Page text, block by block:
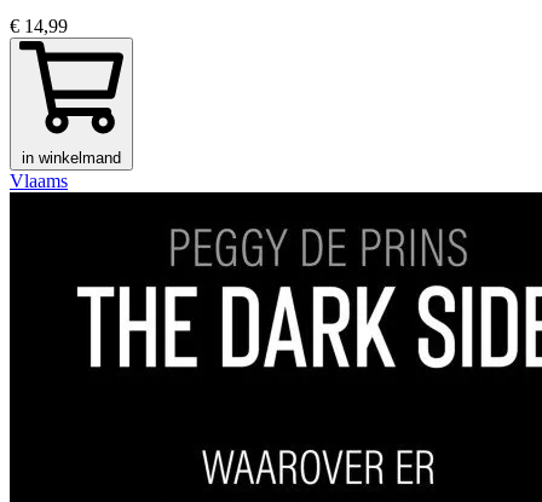
€ 14,99
in winkelmand
Vlaams